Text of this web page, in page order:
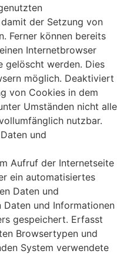
der Setzung von
Ferner können bereits
Internetbrowser
gelöscht werden. Dies
möglich. Deaktiviert
von Cookies in dem
Umständen nicht alle
nutzbar.
und
Aufruf der Internetseite
ein automatisiertes
Daten und
Daten und Informationen
gespeichert. Erfasst
Browsertypen und
System verwendete